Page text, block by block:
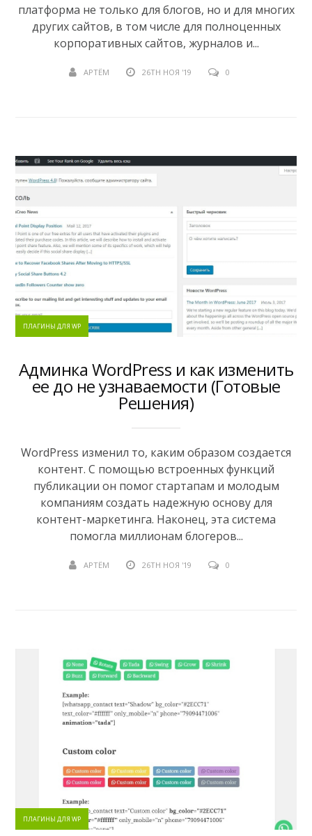
платформа не только для блогов, но и для многих
других сайтов, в том числе для полноценных
корпоративных сайтов, журналов и...
АРТЁМ 26TH НОЯ '19 0
ПЛАГИНЫ ДЛЯ WP
Админка WordPress и как изменить
ее до не узнаваемости (Готовые
Решения)
WordPress изменил то, каким образом создается
контент. С помощью встроенных функций
публикации он помог стартапам и молодым
компаниям создать надежную основу для
контент-маркетинга. Наконец, эта система
помогла миллионам блогеров...
АРТЁМ 26TH НОЯ '19 0
ПЛАГИНЫ ДЛЯ WP